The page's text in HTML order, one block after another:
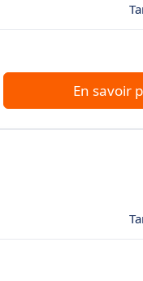
En savoir